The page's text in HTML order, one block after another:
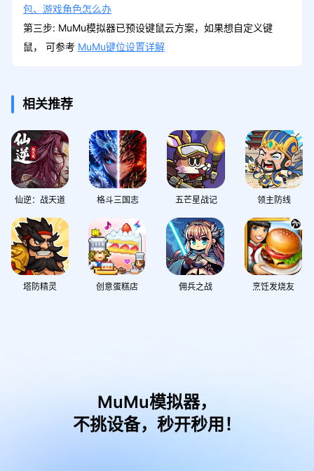
包、游戏角色怎么办
第三步: MuMu模拟器已预设键鼠云方案，如果想自定义键
鼠， 可参考 MuMu键位设置详解
相关推荐
仙逆：战天道 格斗三国志 五芒星战记 领主防线
塔防精灵 创意蛋糕店 佣兵之战 烹饪发烧友
MuMu模拟器，
不挑设备，秒开秒用！